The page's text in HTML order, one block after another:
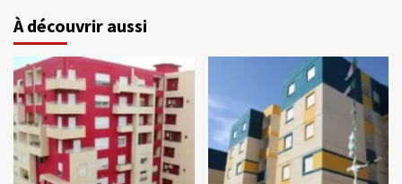
À découvrir aussi